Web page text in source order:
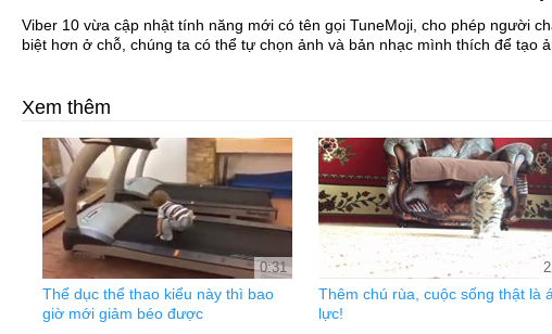
Viber 10 vừa cập nhật tính năng mới có tên gọi TuneMoji, cho phép người
biệt hơn ở chỗ, chúng ta có thể tự chọn ảnh và bản nhạc mình thích để tạo
Xem thêm
0:31
Thể dục thể thao kiểu này thì bao
giờ mới giảm béo được
Thêm chú rùa, cuộc sống thật là
lực!